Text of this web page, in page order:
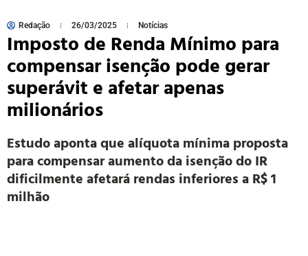
Redação 26/03/2025 Notícias
Imposto de Renda Mínimo para
compensar isenção pode gerar
superávit e afetar apenas
milionários
Estudo aponta que alíquota mínima proposta
para compensar aumento da isenção do IR
dificilmente afetará rendas inferiores a R$ 1
milhão